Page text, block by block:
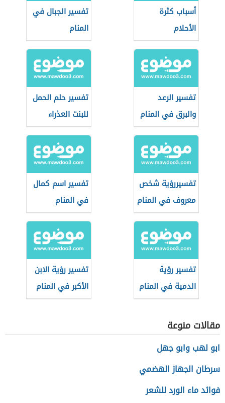
أسباب كثرة
الأحلام
تفسير الجبال في
المنام
تفسير الرعد
والبرق في المنام
تفسير حلم الحمل
للبنت العذراء
تفسيررؤية شخص
معروف في المنام
تفسير اسم كمال
في المنام
تفسير رؤية
الدمية في المنام
تفسير رؤية الابن
الأكبر في المنام
مقالات منوعة
ابو لهب وابو جهل
سرطان الجهاز الهضمي
فوائد ماء الورد للشعر